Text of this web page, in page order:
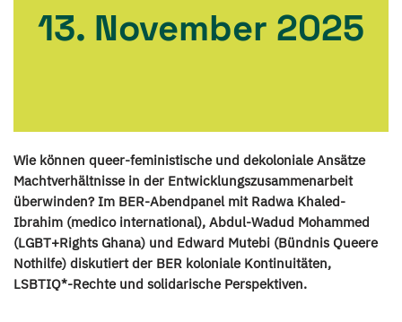
13. November 2025
Wie können queer-feministische und dekoloniale Ansätze
Machtverhältnisse in der Entwicklungszusammenarbeit
überwinden? Im BER-Abendpanel mit Radwa Khaled-
Ibrahim (medico international), Abdul-Wadud Mohammed
(LGBT+Rights Ghana) und Edward Mutebi (Bündnis Queere
Nothilfe) diskutiert der BER koloniale Kontinuitäten,
LSBTIQ*-Rechte und solidarische Perspektiven.